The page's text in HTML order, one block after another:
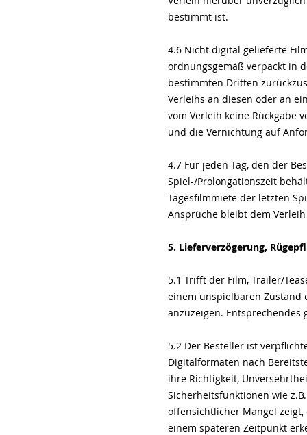
bestimmt ist.
4.6 Nicht digital gelieferte
ordnungsgemäß verpackt in
bestimmten Dritten
Verleihs an diesen oder an
vom Verleih keine Rückgabe
und die Vernichtung auf
4.7 Für jeden Tag, den der
Spiel-/Prolongationszeit
Tagesfilmmiete der letzten
Ansprüche bleibt dem
5. Lieferverzögerung,
5.1 Trifft der Film, Trailer/
einem unspielbaren Zustand
anzuzeigen.
5.2 Der Besteller ist
Digitalformaten nach
ihre Richtigkeit,
Sicherheitsfunktionen wie
offensichtlicher Mangel
einem späteren Zeitpunkt